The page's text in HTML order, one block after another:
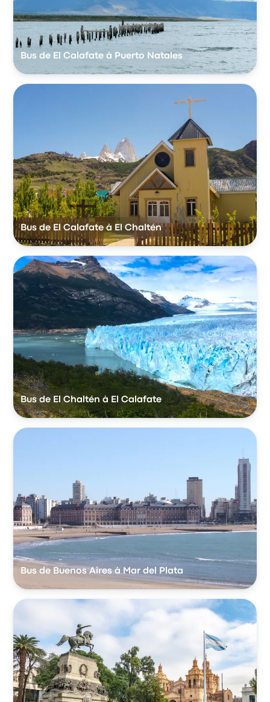
Bus de El Calafate à Puerto Natales
Bus de El Calafate à El Chaltén
Bus de El Chaltén à El Calafate
Bus de Buenos Aires à Mar del Plata